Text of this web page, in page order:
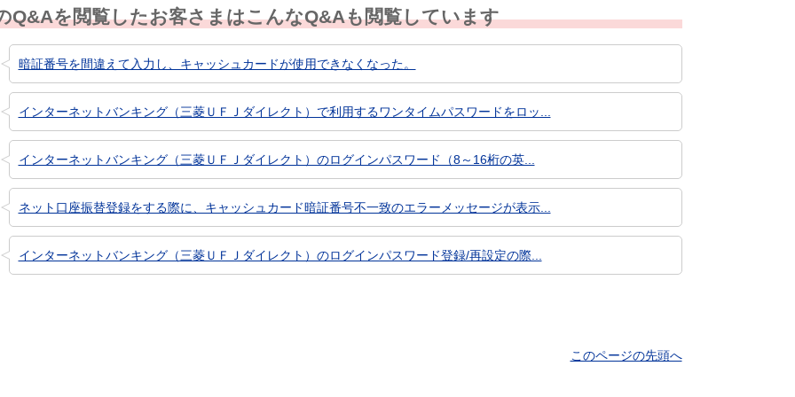
Q&Aを閲覧したお客さまはこんなQ&Aも閲覧しています
暗証番号を間違えて入力し、キャッシュカードが使用できなくなった。
インターネットバンキング（三菱ＵＦＪダイレクト）で利用するワンタイムパスワードをロッ...
インターネットバンキング（三菱ＵＦＪダイレクト）のログインパスワード（8～16桁の英...
ネット口座振替登録をする際に、キャッシュカード暗証番号不一致のエラーメッセージが表示...
インターネットバンキング（三菱ＵＦＪダイレクト）のログインパスワード登録/再設定の際...
このページの先頭へ